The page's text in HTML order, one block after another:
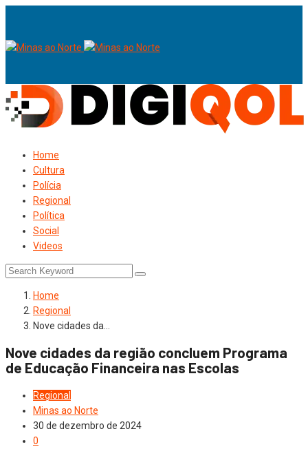
Home
Cultura
Polícia
Regional
Política
Social
Videos
Home
Regional
Nove cidades da…
Nove cidades da região concluem Programa
de Educação Financeira nas Escolas
Regional
Minas ao Norte
30 de dezembro de 2024
0